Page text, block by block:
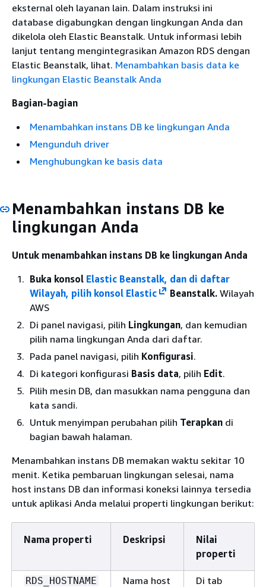
eksternal oleh layanan lain. Dalam instruksi ini
database digabungkan dengan lingkungan Anda dan
dikelola oleh Elastic Beanstalk. Untuk informasi lebih
lanjut tentang mengintegrasikan Amazon RDS dengan
Elastic Beanstalk, lihat. Menambahkan basis data ke
lingkungan Elastic Beanstalk Anda
Bagian-bagian
Menambahkan instans DB ke lingkungan Anda
Mengunduh driver
Menghubungkan ke basis data
Menambahkan instans DB ke
lingkungan Anda
Untuk menambahkan instans DB ke lingkungan Anda
Buka konsol Elastic Beanstalk, dan di daftar
Wilayah, pilih konsol Elastic
Beanstalk.Wilayah
AWS
Di panel navigasi, pilih Lingkungan, dan kemudian
pilih nama lingkungan Anda dari daftar.
Pada panel navigasi, pilih Konfigurasi.
Di kategori konfigurasi Basis data, pilih Edit.
Pilih mesin DB, dan masukkan nama pengguna dan
kata sandi.
Untuk menyimpan perubahan pilih Terapkan di
bagian bawah halaman.
Menambahkan instans DB memakan waktu sekitar 10
menit. Ketika pembaruan lingkungan selesai, nama
host instans DB dan informasi koneksi lainnya tersedia
untuk aplikasi Anda melalui properti lingkungan berikut:
Nama properti Deskripsi
Nilai
properti
RDS_HOSTNAME
Nama host
Di tab